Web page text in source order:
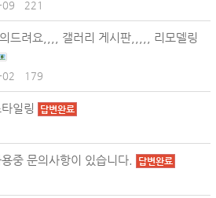
221
드려요,,,, 갤러리 게시판,,,,, 리모델링
179
일링 답변완료
중 문의사항이 있습니다. 답변완료